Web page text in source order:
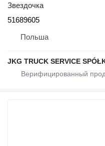
Звездочка
51689605
Польша